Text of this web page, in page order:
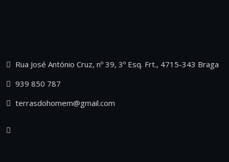
Rua José António Cruz, nº 39, 3º Esq. Frt., 4715-343 Braga
939 850 787
terrasdohomem@gmail.com